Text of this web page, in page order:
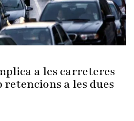
a les carreteres
a les dues